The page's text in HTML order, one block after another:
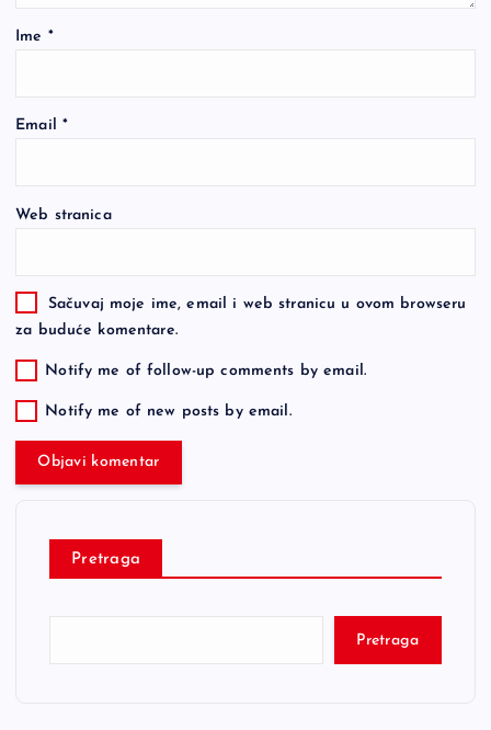
Ime *
Email *
Web stranica
Sačuvaj moje ime, email i web stranicu u ovom browseru
za buduće komentare.
Notify me of follow-up comments by email.
Notify me of new posts by email.
Pretraga
Pretraga